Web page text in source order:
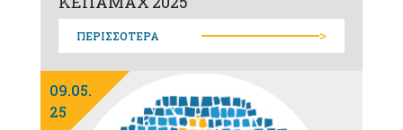
ΠΕΡΙΣΣΟΤΕΡΑ >
09.05.
25